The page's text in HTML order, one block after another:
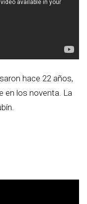
hace 22 años,
en los noventa. La